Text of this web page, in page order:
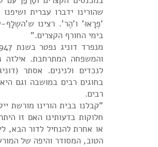
שהורינו ידברו עברית
'פְרָאוּ' ו'הֶר'. רצינו
בימי החורף הקצרים."
לנכדים ולנינים. אסתר
בחוגים רבים במושבה וגם
רבים.
"קבלנו בבית הורינו מורשת
חלוקות בדעותינו האם זו
או אחרת להנחיל לדור הבא,
הטוב, המסודר והיפה של